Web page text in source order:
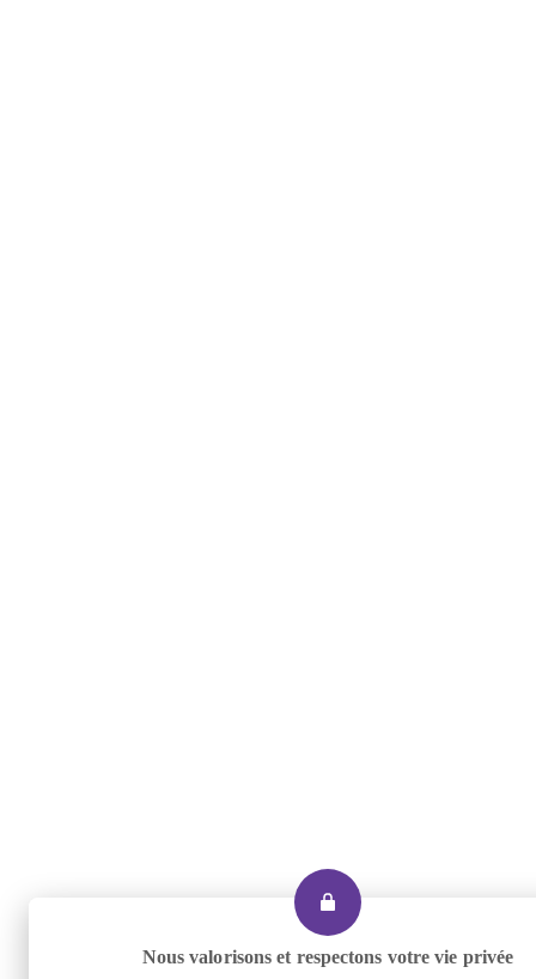
Nous valorisons et respectons votre vie privée